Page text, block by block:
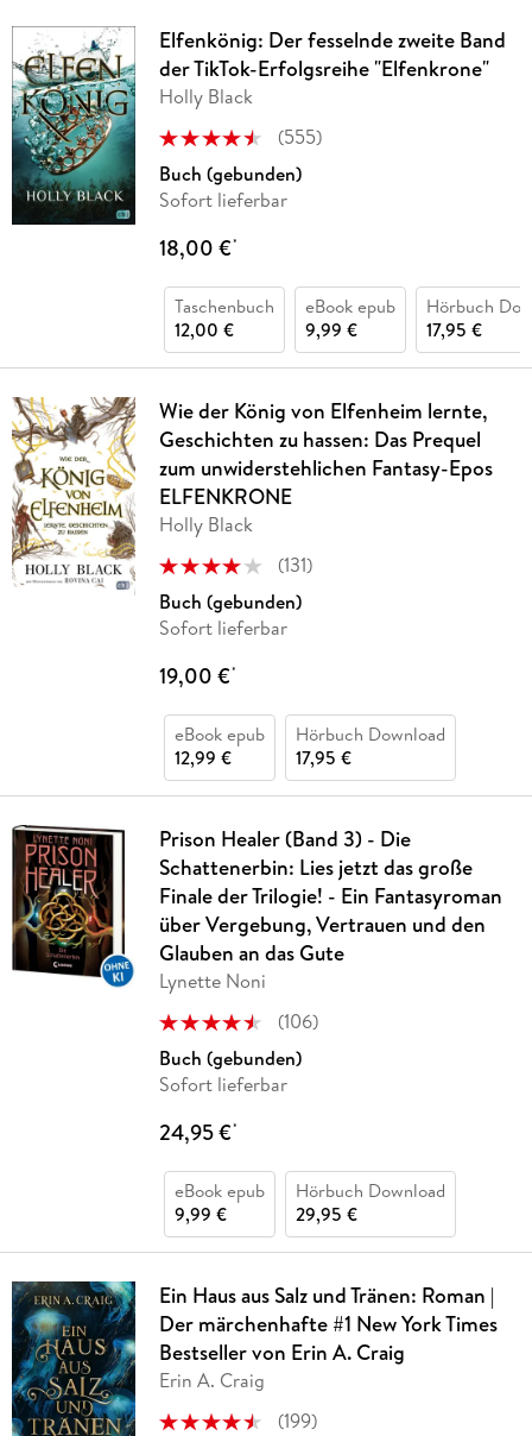
Elfenkönig: Der fesselnde zweite Band
der TikTok-Erfolgsreihe "Elfenkrone"
Holly Black
(555)
Buch (gebunden)
Sofort lieferbar
18,00 €*
Taschenbuch
12,00 €
eBook epub
9,99 €
Hörbuch
17,95 €
Wie der König von Elfenheim lernte,
Geschichten zu hassen: Das Prequel
zum unwiderstehlichen Fantasy-Epos
ELFENKRONE
Holly Black
(131)
Buch (gebunden)
Sofort lieferbar
19,00 €*
eBook epub
12,99 €
Hörbuch Download
17,95 €
Prison Healer (Band 3) - Die
Schattenerbin: Lies jetzt das große
Finale der Trilogie! - Ein Fantasyroman
über Vergebung, Vertrauen und den
Glauben an das Gute
Lynette Noni
(106)
Buch (gebunden)
Sofort lieferbar
24,95 €*
eBook epub
9,99 €
Hörbuch Download
29,95 €
Ein Haus aus Salz und Tränen: Roman |
Der märchenhafte #1 New York Times
Bestseller von Erin A. Craig
Erin A. Craig
(199)